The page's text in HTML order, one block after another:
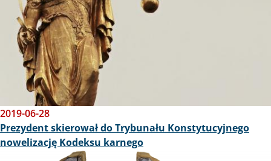
2019-06-28
Prezydent skierował do Trybunału Konstytucyjnego
nowelizację Kodeksu karnego